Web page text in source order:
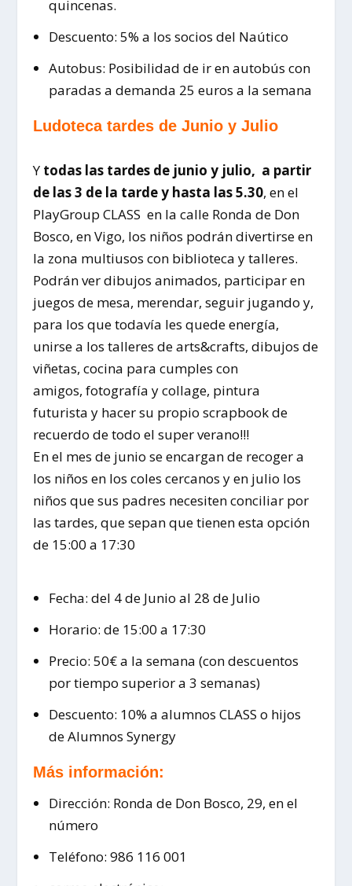
quincenas.
Descuento: 5% a los socios del Naútico
Autobus: Posibilidad de ir en autobús con
paradas a demanda 25 euros a la semana
Ludoteca tardes de Junio y Julio
Y todas las tardes de junio y julio, a partir
de las 3 de la tarde y hasta las 5.30, en el
PlayGroup CLASS en la calle Ronda de Don
Bosco, en Vigo, los niños podrán divertirse en
la zona multiusos con biblioteca y talleres.
Podrán ver dibujos animados, participar en
juegos de mesa, merendar, seguir jugando y,
para los que todavía les quede energía,
unirse a los talleres de arts&crafts, dibujos de
viñetas, cocina para cumples con
amigos, fotografía y collage, pintura
futurista y hacer su propio scrapbook de
recuerdo de todo el super verano!!!
En el mes de junio se encargan de recoger a
los niños en los coles cercanos y en julio los
niños que sus padres necesiten conciliar por
las tardes, que sepan que tienen esta opción
de 15:00 a 17:30
Fecha: del 4 de Junio al 28 de Julio
Horario: de 15:00 a 17:30
Precio: 50€ a la semana (con descuentos
por tiempo superior a 3 semanas)
Descuento: 10% a alumnos CLASS o hijos
de Alumnos Synergy
Más información:
Dirección: Ronda de Don Bosco, 29, en el
número
Teléfono: 986 116 001